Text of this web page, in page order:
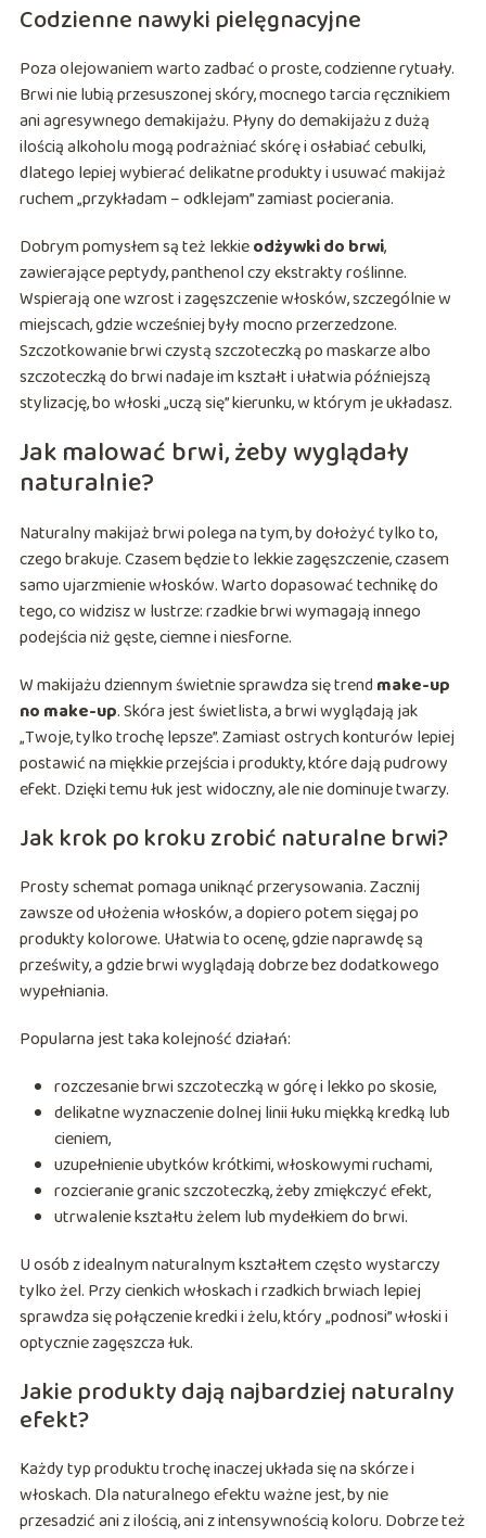
Codzienne nawyki pielęgnacyjne
Poza olejowaniem warto zadbać o proste, codzienne rytuały.
Brwi nie lubią przesuszonej skóry, mocnego tarcia ręcznikiem
ani agresywnego demakijażu. Płyny do demakijażu z dużą
ilością alkoholu mogą podrażniać skórę i osłabiać cebulki,
dlatego lepiej wybierać delikatne produkty i usuwać makijaż
ruchem „przykładam – odklejam” zamiast pocierania.
Dobrym pomysłem są też lekkieodżywki do brwi,
zawierające peptydy, panthenol czy ekstrakty roślinne.
Wspierają one wzrost i zagęszczenie włosków, szczególnie w
miejscach, gdzie wcześniej były mocno przerzedzone.
Szczotkowanie brwi czystą szczoteczką po maskarze albo
szczoteczką do brwi nadaje im kształt i ułatwia późniejszą
stylizację, bo włoski „uczą się” kierunku, w którym je układasz.
Jak malować brwi, żeby wyglądały
naturalnie?
Naturalny makijaż brwi polega na tym, by dołożyć tylko to,
czego brakuje. Czasem będzie to lekkie zagęszczenie, czasem
samo ujarzmienie włosków. Warto dopasować technikę do
tego, co widzisz w lustrze: rzadkie brwi wymagają innego
podejścia niż gęste, ciemne i niesforne.
W makijażu dziennym świetnie sprawdza się trend make-up
no make-up. Skóra jest świetlista, a brwi wyglądają jak
„Twoje, tylko trochę lepsze”. Zamiast ostrych konturów lepiej
postawić na miękkie przejścia i produkty, które dają pudrowy
efekt. Dzięki temu łuk jest widoczny, ale nie dominuje twarzy.
Jak krok po kroku zrobić naturalne brwi?
Prosty schemat pomaga uniknąć przerysowania. Zacznij
zawsze od ułożenia włosków, a dopiero potem sięgaj po
produkty kolorowe. Ułatwia to ocenę, gdzie naprawdę są
prześwity, a gdzie brwi wyglądają dobrze bez dodatkowego
wypełniania.
Popularna jest taka kolejność działań:
rozczesanie brwi szczoteczką w górę i lekko po skosie,
delikatne wyznaczenie dolnej linii łuku miękką kredką lub
cieniem,
uzupełnienie ubytków krótkimi, włoskowymi ruchami,
rozcieranie granic szczoteczką, żeby zmiękczyć efekt,
utrwalenie kształtu żelem lub mydełkiem do brwi.
U osób z idealnym naturalnym kształtem często wystarczy
tylko żel. Przy cienkich włoskach i rzadkich brwiach lepiej
sprawdza się połączenie kredki i żelu, który „podnosi” włoski i
optycznie zagęszcza łuk.
Jakie produkty dają najbardziej naturalny
efekt?
Każdy typ produktu trochę inaczej układa się na skórze i
włoskach. Dla naturalnego efektu ważne jest, by nie
przesadzić ani z ilością, ani z intensywnością koloru. Dobrze też